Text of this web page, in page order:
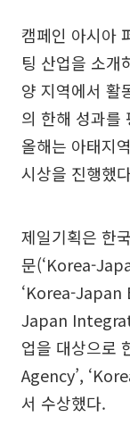
캠페인 아시아
팅 산업을 소개
양 지역에서 활
의 한해 성과를
올해는 아태지
시상을 진행했
제일기획은 한
문(‘Korea-
‘Korea-Japan
Japan
업을 대상으로
Agency’,
서 수상했다.